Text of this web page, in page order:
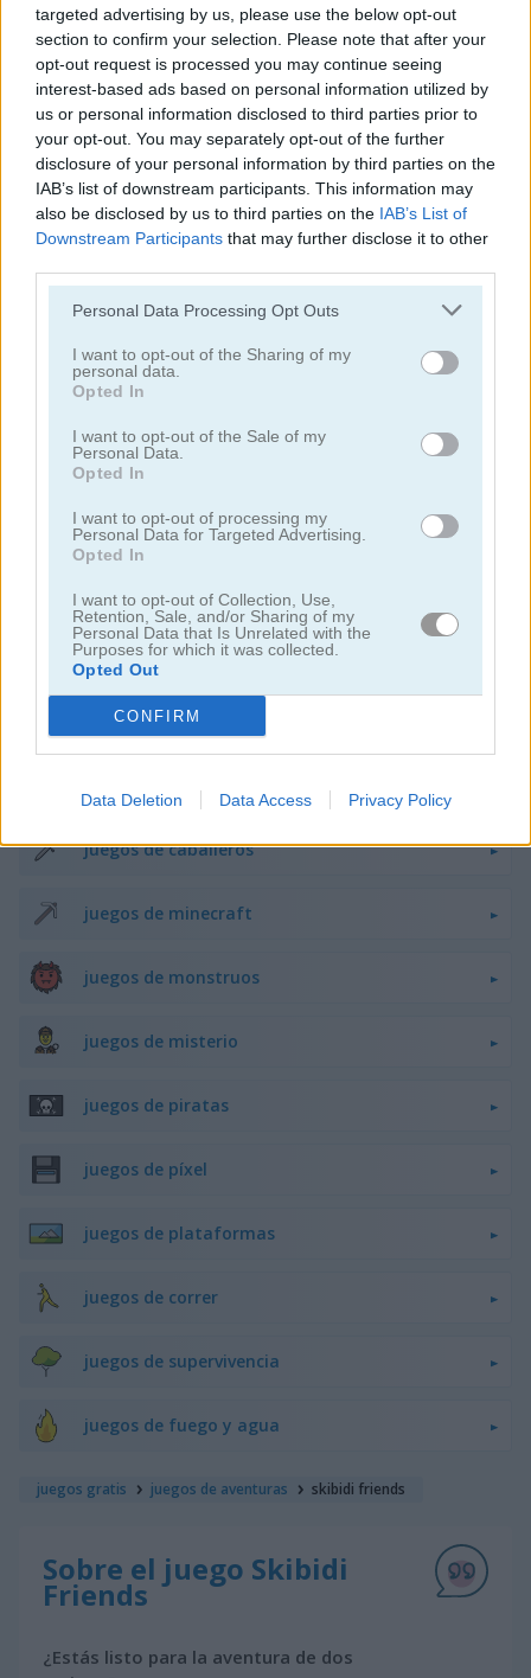
targeted advertising by us, please use the below opt-out
section to confirm your selection. Please note that after your
opt-out request is processed you may continue seeing
interest-based ads based on personal information utilized by
us or personal information disclosed to third parties prior to
your opt-out. You may separately opt-out of the further
disclosure of your personal information by third parties on the
IAB’s list of downstream participants. This information may
also be disclosed by us to third parties on the IAB’s List of
Downstream Participants that may further disclose it to other
Personal Data Processing Opt Outs
I want to opt-out of the Sharing of my
personal data.
Opted In
I want to opt-out of the Sale of my
Personal Data.
Opted In
I want to opt-out of processing my
Personal Data for Targeted Advertising.
Opted In
I want to opt-out of Collection, Use,
Retention, Sale, and/or Sharing of my
Personal Data that Is Unrelated with the
Purposes for which it was collected.
Opted Out
CONFIRM
Data Deletion Data Access Privacy Policy
Mega Shark Hypermarket 3D
Categorías Relacionadas
juegos de castillos
juegos de detectives
juegos de dragones
juegos de fantasía
juegos de fantasmas
juegos de terror
juegos de idle
juegos de saltar
juegos de caballeros
juegos de minecraft
juegos de monstruos
juegos de misterio
juegos de piratas
juegos de píxel
juegos de plataformas
juegos de correr
juegos de supervivencia
juegos de fuego y agua
juegos gratis juegos de aventuras skibidi friends
Sobre el juego Skibidi
Friends
¿Estás listo para la aventura de dos